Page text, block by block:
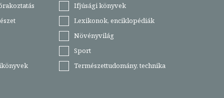
Ifjúsági könyvek
Lexikonok, enciklopédiák
Növényvilág
Sport
Természettudomány, technika